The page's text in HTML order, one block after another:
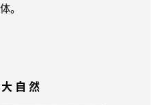
。
自然